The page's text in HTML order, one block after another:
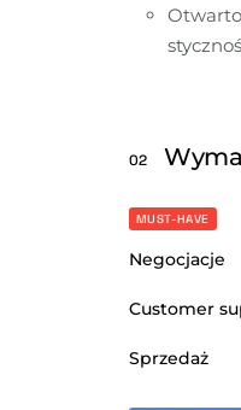
02
MUST-HAVE
Negocjacje
Customer
Sprzedaż